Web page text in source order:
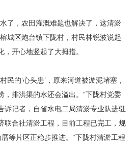
，农田灌溉难题也解决了，这清淤
城区炮台镇下陇村，村民林锐波说起
开心地竖起了大拇指。
的‘心头患’，原来河道被淤泥堵塞，
，排洪渠的水还会溢出。”下陇村党委
诉记者，自省水电二局清淤专业队进驻
联合社清淤工程，目前工程已完工，规
等片区正稳步推进。“下陇村清淤工程